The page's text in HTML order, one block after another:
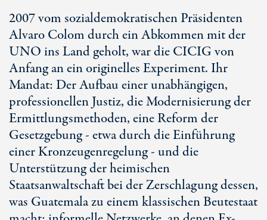
2007 vom sozialdemokratischen Präsidenten
Alvaro Colom durch ein Abkommen mit der
UNO ins Land geholt, war die CICIG von
Anfang an ein originelles Experiment. Ihr
Mandat: Der Aufbau einer unabhängigen,
professionellen Justiz, die Modernisierung der
Ermittlungsmethoden, eine Reform der
Gesetzgebung - etwa durch die Einführung
einer Kronzeugenregelung - und die
Unterstützung der heimischen
Staatsanwaltschaft bei der Zerschlagung dessen,
was Guatemala zu einem klassischen Beutestaat